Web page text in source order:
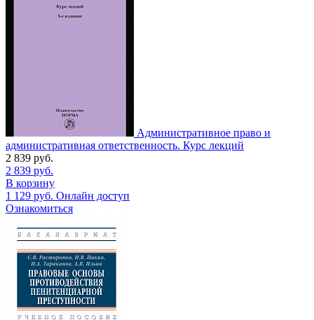
Административное право и
административная ответственность. Курс лекций
2 839 руб.
2 839 руб.
В корзину
1 129 руб. Онлайн доступ
Ознакомиться